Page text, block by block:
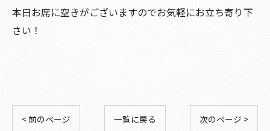
本日お席に空きがございますのでお気軽にお立ち寄り下
さい！
< 前のページ 一覧に戻る 次のページ >